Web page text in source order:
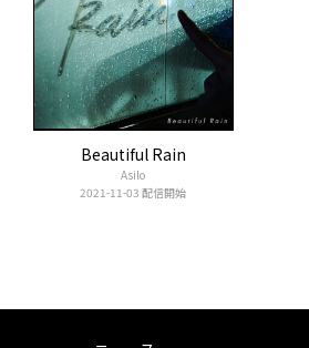
Beautiful Rain
Asilo
2021-11-03 配信開始